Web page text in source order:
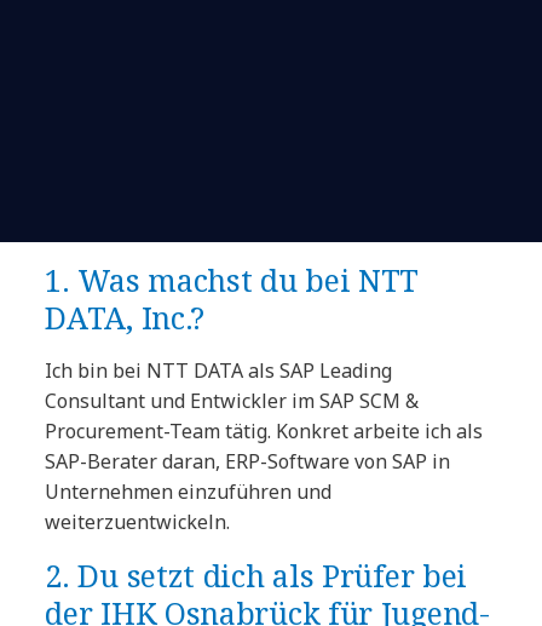
1. Was machst du bei NTT
DATA, Inc.?
Ich bin bei NTT DATA als SAP Leading
Consultant und Entwickler im SAP SCM &
Procurement-Team tätig. Konkret arbeite ich als
SAP-Berater daran, ERP-Software von SAP in
Unternehmen einzuführen und
weiterzuentwickeln.
2. Du setzt dich als Prüfer bei
der IHK Osnabrück für Jugend-